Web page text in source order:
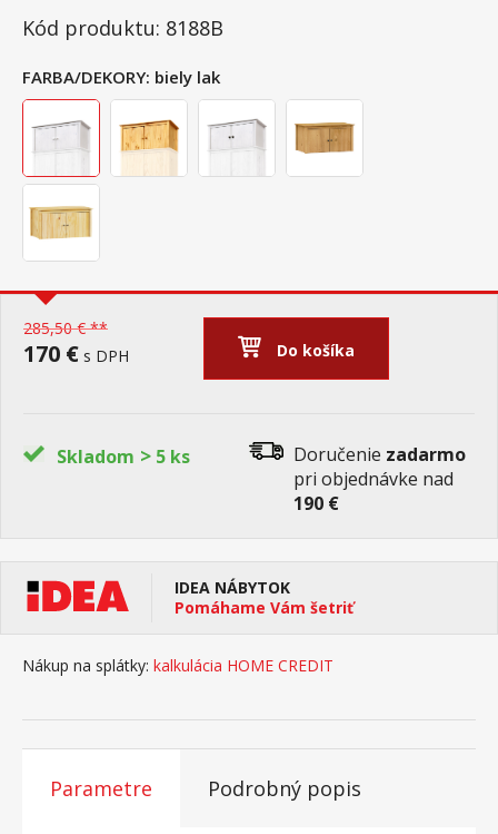
Kód produktu: 8188B
FARBA/DEKORY: biely lak
285,50 € **
170 € s DPH Do košíka
Skladom > 5 ks Doručenie zadarmo
pri objednávke nad
190 €
IDEA NÁBYTOK
Pomáhame Vám šetriť
Nákup na splátky: kalkulácia HOME CREDIT
Parametre Podrobný popis